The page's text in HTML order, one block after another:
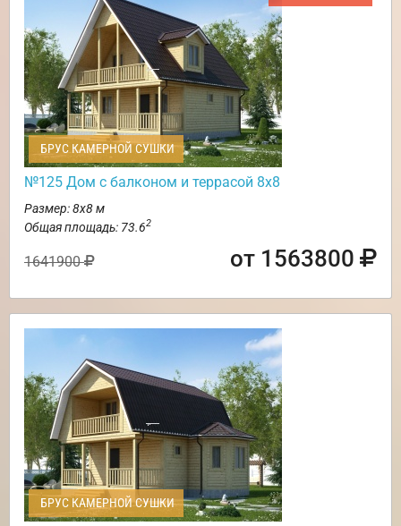
БРУС КАМЕРНОЙ СУШКИ
№125 Дом с балконом и террасой 8х8
Размер: 8х8 м
Общая площадь: 73.62
1641900 от 1563800
БРУС КАМЕРНОЙ СУШКИ